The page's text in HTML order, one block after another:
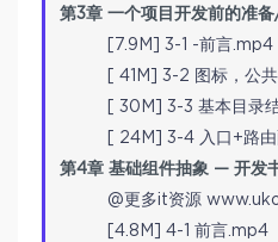
第3章 一个项目开发前的准
[7.9M] 3-1 -前言.mp4
[ 41M] 3-2 图标，公
[ 30M] 3-3 基本目录
[ 24M] 3-4 入口+路
第4章 基础组件抽象 — 开发
@更多it资源
[4.8M] 4-1 前言.mp4